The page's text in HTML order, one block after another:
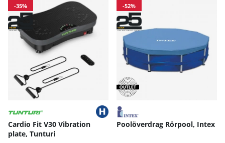
-35%
Cardio Fit V30 Vibration
plate, Tunturi
-52%
Poolöverdrag Rörpool, Intex